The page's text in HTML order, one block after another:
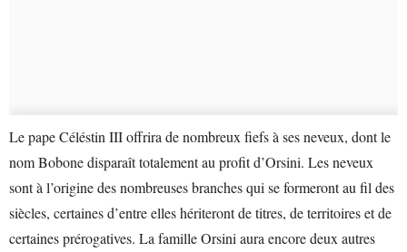
Le pape Céléstin III offrira de nombreux fiefs à ses neveux, dont le
nom Bobone disparaît totalement au profit d’Orsini. Les neveux
sont à l’origine des nombreuses branches qui se formeront au fil des
siècles, certaines d’entre elles hériteront de titres, de territoires et de
certaines prérogatives. La famille Orsini aura encore deux autres